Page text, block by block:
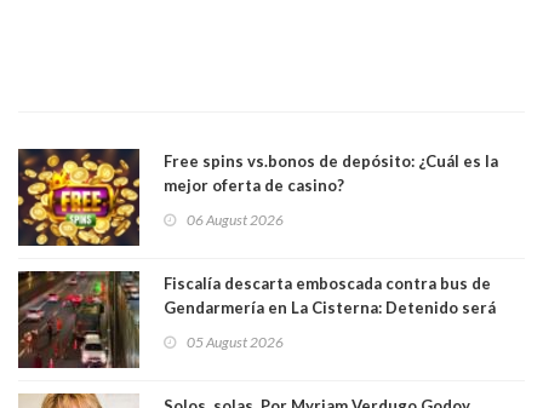
Free spins vs.bonos de depósito: ¿Cuál es la
mejor oferta de casino?
06 August 2026
Fiscalía descarta emboscada contra bus de
Gendarmería en La Cisterna: Detenido será
05 August 2026